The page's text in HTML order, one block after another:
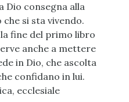
Dio consegna alla
si sta vivendo.
fine del primo libro
anche a mettere
in Dio, che ascolta
confidano in lui.
ecclesiale